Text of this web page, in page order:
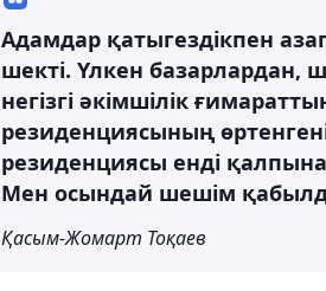
Адамдар қатыгездікпен
шекті. Үлкен базарлардан,
негізгі әкімшілік
резиденциясының
резиденциясы енді
Мен осындай шешім
Қасым-Жомарт Тоқаев